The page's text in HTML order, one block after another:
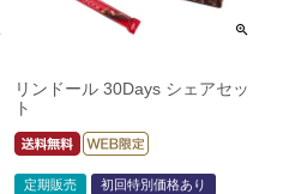
リンドール 30Days シェアセッ
ト
定期販売 初回特別価格あり